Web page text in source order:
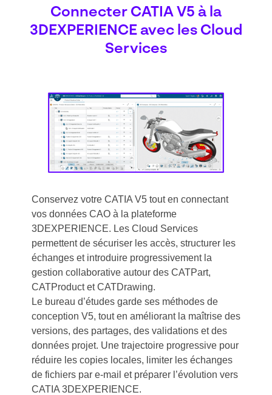
Connecter CATIA V5 à la
3DEXPERIENCE avec les Cloud
Services
Conservez votre CATIA V5 tout en connectant
vos données CAO à la plateforme
3DEXPERIENCE. Les Cloud Services
permettent de sécuriser les accès, structurer les
échanges et introduire progressivement la
gestion collaborative autour des CATPart,
CATProduct et CATDrawing.
Le bureau d’études garde ses méthodes de
conception V5, tout en améliorant la maîtrise des
versions, des partages, des validations et des
données projet. Une trajectoire progressive pour
réduire les copies locales, limiter les échanges
de fichiers par e-mail et préparer l’évolution vers
CATIA 3DEXPERIENCE.